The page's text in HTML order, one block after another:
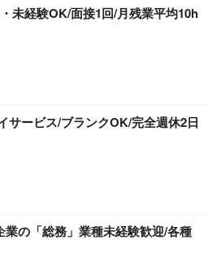
未経験OK/面接1回/月残業平均10h
サービス/ブランクOK/完全週休2日
業の「総務」業種未経験歓迎/各種